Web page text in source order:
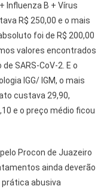
Influenza B + Vírus
R$ 250,00 e o mais
foi de R$ 200,00
valores encontrados
SARS-CoV-2. E o
IGG/ IGM, o mais
custava 29,90,
e o preço médio ficou
Procon de Juazeiro
ainda deverão
abusiva